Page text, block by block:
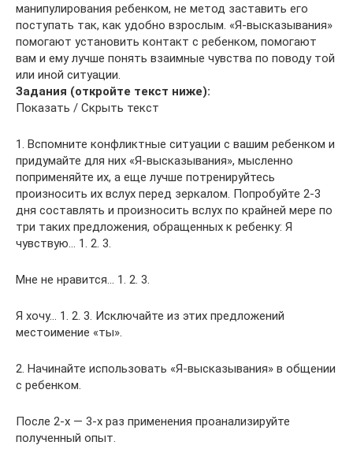
манипулирования ребенком, не метод заставить его
поступать так, как удобно взрослым. «Я-высказывания»
помогают установить контакт с ребенком, помогают
вам и ему лучше понять взаимные чувства по поводу той
или иной ситуации.
Задания (откройте текст ниже):
Показать / Скрыть текст
1. Вспомните конфликтные ситуации с вашим ребенком и
придумайте для них «Я-высказывания», мысленно
поприменяйте их, а еще лучше потренируйтесь
произносить их вслух перед зеркалом. Попробуйте 2-3
дня составлять и произносить вслух по крайней мере по
три таких предложения, обращенных к ребенку: Я
чувствую… 1. 2. 3.
Мне не нравится… 1. 2. 3.
Я хочу… 1. 2. 3. Исключайте из этих предложений
местоимение «ты».
2. Начинайте использовать «Я-высказывания» в общении
с ребенком.
После 2-х — 3-х раз применения проанализируйте
полученный опыт.